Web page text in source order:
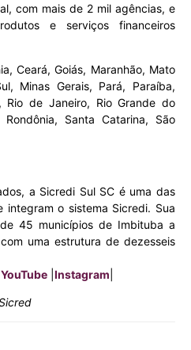
com mais de 2 mil agências, e
e serviços financeiros
Ceará, Goiás, Maranhão, Mato
Minas Gerais, Pará, Paraíba,
Rio de Janeiro, Rio Grande do
Santa Catarina, São
a Sicredi Sul SC é uma das
o sistema Sicredi. Sua
45 municípios de Imbituba a
uma estrutura de dezesseis
YouTube Instagram